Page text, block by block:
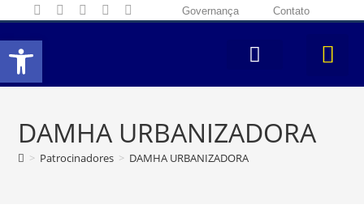
Abrir a barra de ferramentas
Governança Contato
DAMHA URBANIZADORA
> Patrocinadores > DAMHA URBANIZADORA